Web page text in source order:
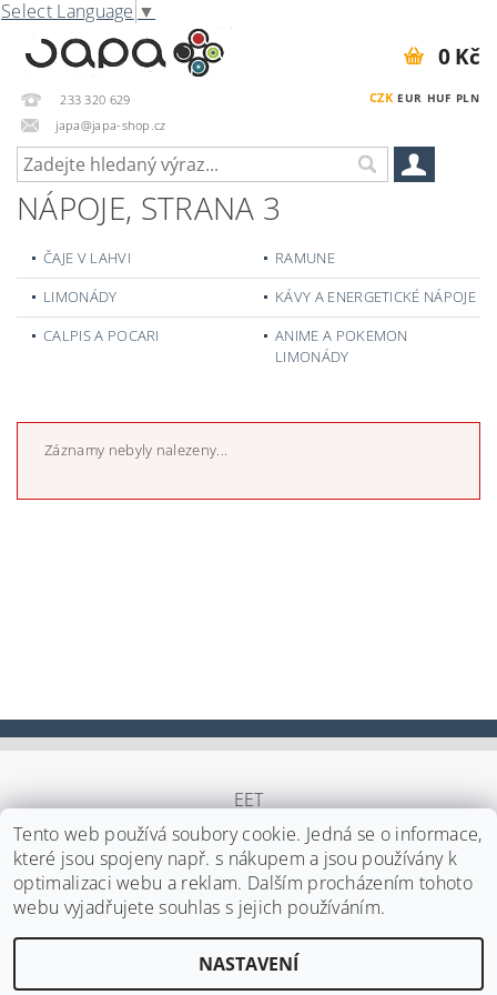
Select Language ▼
233 320 629
japa@japa-shop.cz
CZK EUR HUF PLN
0 Kč
NÁPOJE, STRANA 3
ČAJE V LAHVI
RAMUNE
LIMONÁDY
KÁVY A ENERGETICKÉ NÁPOJE
CALPIS A POCARI
ANIME A POKEMON
LIMONÁDY
Záznamy nebyly nalezeny...
EET
2026 ©Japa Foods s.r.o. , všechna práva vyhrazenaUpravit nastavení cookies
Vytvořil Shoptet
Tento web používá soubory cookie. Jedná se o informace,
které jsou spojeny např. s nákupem a jsou používány k
optimalizaci webu a reklam. Dalším procházením tohoto
webu vyjadřujete souhlas s jejich používáním.
NASTAVENÍ